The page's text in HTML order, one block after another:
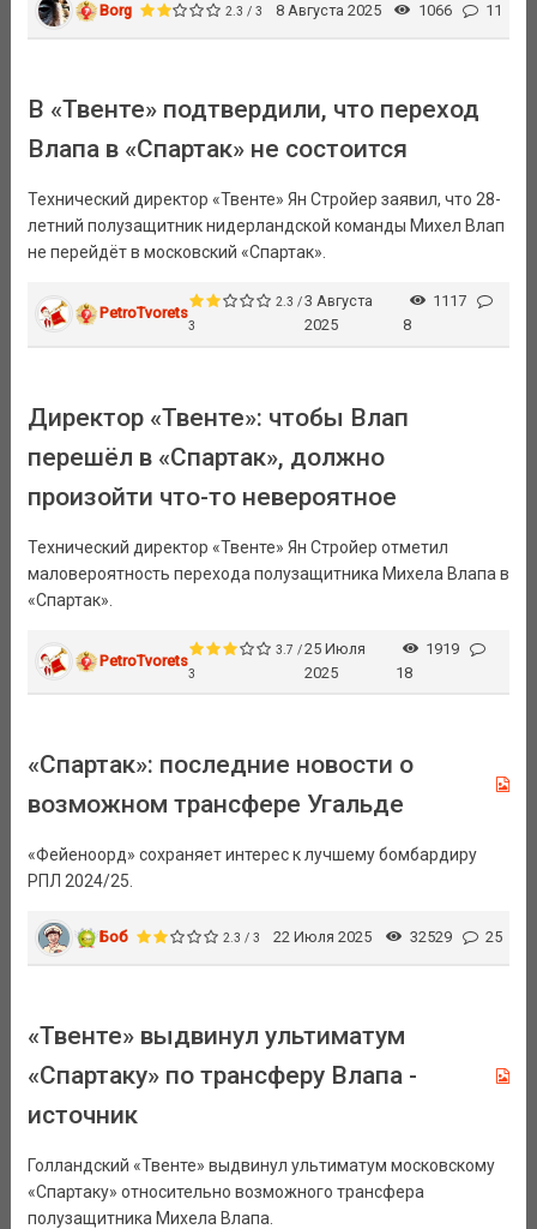
Borg 2.3 / 3 8 Августа 2025 1066 11
В «Твенте» подтвердили, что переход
Влапа в «Спартак» не состоится
Технический директор «Твенте» Ян Стройер заявил, что 28-
летний полузащитник нидерландской команды Михел Влап
не перейдёт в московский «Спартак».
PetroTvorets
2.3 /
3
3 Августа
2025
1117
8
Директор «Твенте»: чтобы Влап
перешёл в «Спартак», должно
произойти что-то невероятное
Технический директор «Твенте» Ян Стройер отметил
маловероятность перехода полузащитника Михела Влапа в
«Спартак».
PetroTvorets
3.7 /
3
25 Июля
2025
1919
18
«Спартак»: последние новости о
возможном трансфере Угальде
«Фейеноорд» сохраняет интерес к лучшему бомбардиру
РПЛ 2024/25.
Боб 2.3 / 3 22 Июля 2025 32529 25
«Твенте» выдвинул ультиматум
«Спартаку» по трансферу Влапа -
источник
Голландский «Твенте» выдвинул ультиматум московскому
«Спартаку» относительно возможного трансфера
полузащитника Михела Влапа.